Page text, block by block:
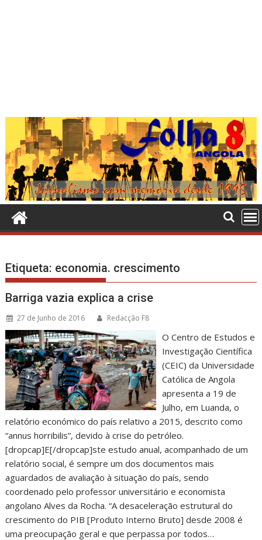
Etiqueta: economia. crescimento
Barriga vazia explica a crise
27 de Junho de 2016 Redacção F8
O Centro de Estudos e
Investigação Científica
(CEIC) da Universidade
Católica de Angola
apresenta a 19 de
Julho, em Luanda, o
relatório económico do país relativo a 2015, descrito como
“annus horribilis”, devido à crise do petróleo.
[dropcap]E[/dropcap]ste estudo anual, acompanhado de um
relatório social, é sempre um dos documentos mais
aguardados de avaliação à situação do país, sendo
coordenado pelo professor universitário e economista
angolano Alves da Rocha. “A desaceleração estrutural do
crescimento do PIB [Produto Interno Bruto] desde 2008 é
uma preocupação geral e que perpassa por todos…